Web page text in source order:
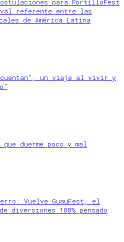
para PortilloFest
referente entre las
de América Latina
cuentan”, un viaje al vivir y
duerme poco y mal
Vuelve GuauFest, el
diversiones 100% pensado